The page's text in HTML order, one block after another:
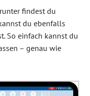
findest du
du ebenfalls
So einfach kannst du
– genau wie